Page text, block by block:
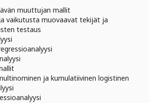
muuttujan mallit
vaikutusta muovaavat tekijät ja
testaus
ja kumulatiivinen logistinen